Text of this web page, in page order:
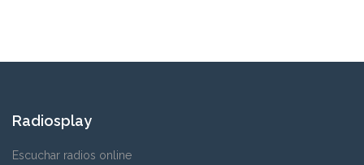
Radiosplay
Escuchar radios online